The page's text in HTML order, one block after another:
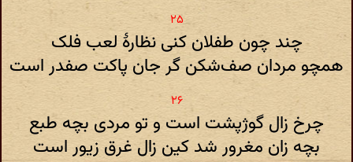
چند چون طفلان کنی نظارهٔ لعب فلک
همچو مردان صف‌شکن گر جان پاکت صفدر است
چرخ زال گوژپشت است و تو مردی بچه طبع
بچه زان مغرور شد کین زال غرق زیور است